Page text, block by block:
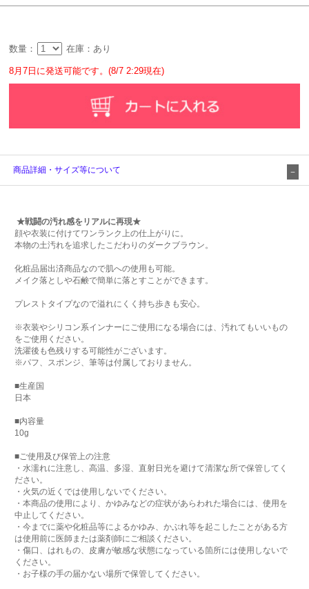
数量： 在庫：あり
8月7日に発送可能です。(8/7 2:29現在)
商品詳細・サイズ等について
★戦闘の汚れ感をリアルに再現★
顔や衣装に付けてワンランク上の仕上がりに。
本物の土汚れを追求したこだわりのダークブラウン。
化粧品届出済商品なので肌への使用も可能。
メイク落としや石鹸で簡単に落とすことができます。
プレストタイプなので溢れにくく持ち歩きも安心。
※衣装やシリコン系インナーにご使用になる場合には、汚れてもいいもの
をご使用ください。
洗濯後も色残りする可能性がございます。
※パフ、スポンジ、筆等は付属しておりません。
■生産国
日本
■内容量
10g
■ご使用及び保管上の注意
・水濡れに注意し、高温、多湿、直射日光を避けて清潔な所で保管してく
ださい。
・火気の近くでは使用しないでください。
・本商品の使用により、かゆみなどの症状があらわれた場合には、使用を
中止してください。
・今までに薬や化粧品等によるかゆみ、かぶれ等を起こしたことがある方
は使用前に医師または薬剤師にご相談ください。
・傷口、はれもの、皮膚が敏感な状態になっている箇所には使用しないで
ください。
・お子様の手の届かない場所で保管してください。